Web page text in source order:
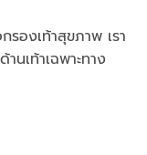
รองเท้าสุขภาพ เรา
นเท้าเฉพาะทาง